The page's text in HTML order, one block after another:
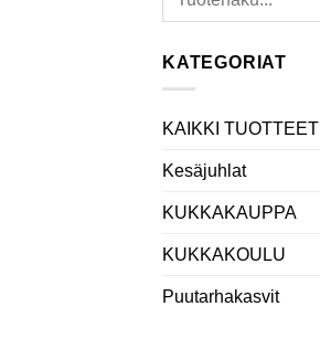
KATEGORIAT
KAIKKI TUOTTEET
Kesäjuhlat
KUKKAKAUPPA
KUKKAKOULU
Puutarhakasvit